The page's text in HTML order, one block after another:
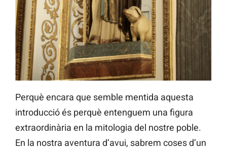
Perquè encara que semble mentida aquesta
introducció és perquè entenguem una figura
extraordinària en la mitologia del nostre poble.
En la nostra aventura d’avui, sabrem coses d’un